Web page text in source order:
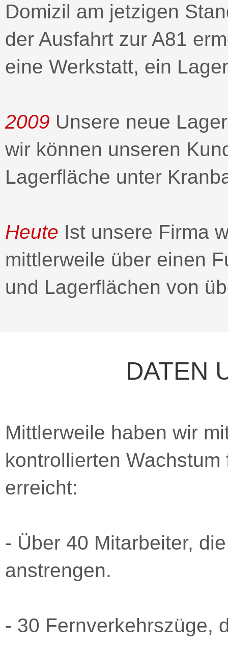
Domizil am jetzigen
der Ausfahrt zur A81
eine Werkstatt, ein
2009 Unsere neue
wir können unseren
Lagerfläche unter
Heute Ist unsere Firma
mittlerweile über einen
und Lagerflächen von
DATEN
Mittlerweile haben wir
kontrollierten
erreicht:
- Über 40 Mitarbeiter,
anstrengen.
- 30 Fernverkehrszüge,